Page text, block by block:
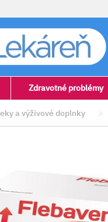
Zdravotné problémy
a výživové doplnky >